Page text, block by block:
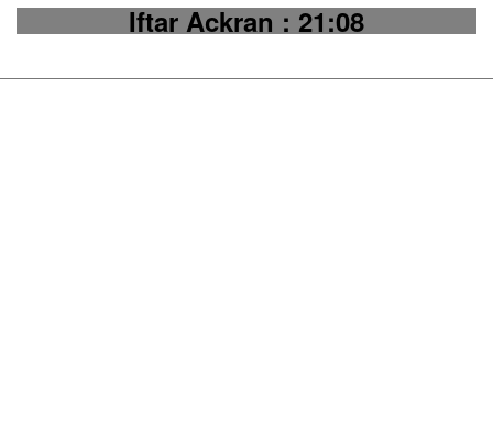
Iftar Ackran: 21:08